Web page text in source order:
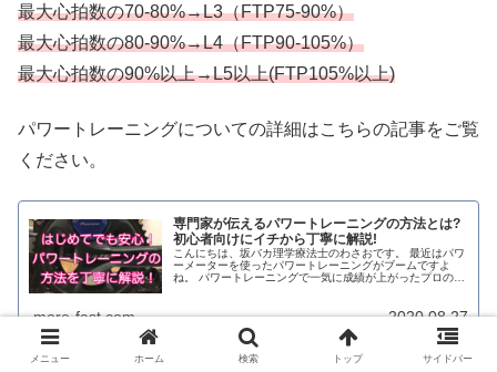
最大心拍数の70-80%→L3（FTP75-90%）
最大心拍数の80-90%→L4（FTP90-105%）
最大心拍数の90%以上→L5以上(FTP105%以上)
パワートレーニングについての詳細はこちらの記事をご覧
ください。
専門家が伝えるパワートレーニングの方法とは?
初心者向けにイチから丁寧に解説!
こんにちは、坂バカ理学療法士のわさおです。 最近はパワ
ーメーターを使ったパワートレーニングがブームですよ
ね。 パワートレーニングで一気に成績が上がったプロの選
more-fast.com 2020.08.27
メニュー ホーム 検索 トップ サイドバー